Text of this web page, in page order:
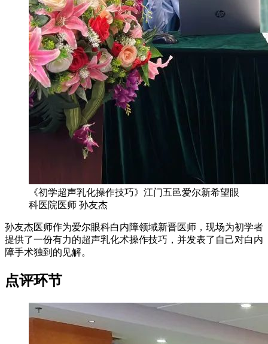
《初学超声乳化操作技巧》江门五邑爱尔新希望眼
科医院医师 孙友杰
孙友杰医师作为爱尔眼科白内障领域新晋医师，现场为初学者
提供了一份有力的超声乳化术操作技巧，并发表了自己对白内
障手术独到的见解。
点评环节